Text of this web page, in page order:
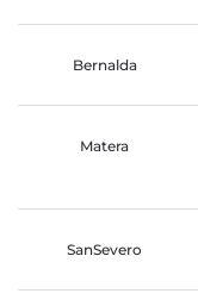
Bernalda
Matera
SanSevero